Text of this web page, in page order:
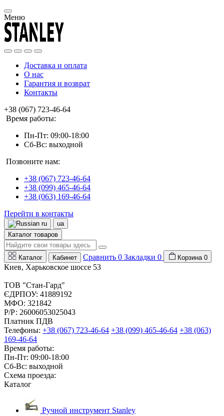
Меню
Доставка и оплата
О нас
Гарантия и возврат
Контакты
+38 (067) 723-46-64
Время работы:
Пн-Пт: 09:00-18:00
Сб-Вс: выходной
Позвоните нам:
+38 (067) 723-46-64
+38 (099) 465-46-64
+38 (063) 169-46-64
Перейти в контакты
ru
ua
Каталог товаров
Каталог Кабинет Сравнить 0 Закладки 0 Корзина 0
Киев, Харьковское шоссе 53
ТОВ "Стан-Гард"
ЄДРПОУ: 41889192
МФО: 321842
Р/Р: 26006053025043
Платник ПДВ
Телефоны: +38 (067) 723-46-64 +38 (099) 465-46-64 +38 (063)
169-46-64
Время работы:
Пн-Пт: 09:00-18:00
Сб-Вс: выходной
Схема проезда:
Каталог
Ручной инструмент Stanley